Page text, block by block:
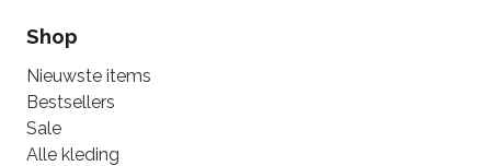
Shop
Nieuwste items
Bestsellers
Sale
Alle kleding